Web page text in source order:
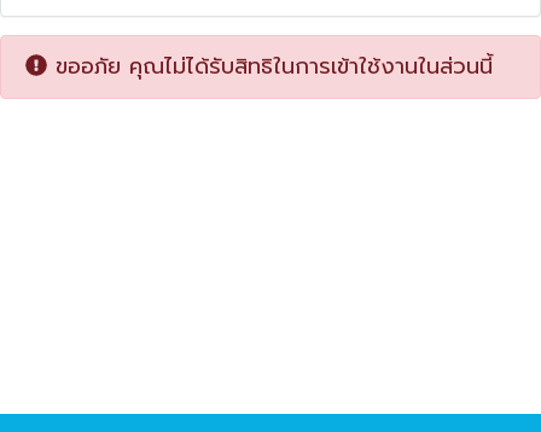
ขออภัย คุณไม่ได้รับสิทธิในการเข้าใช้งานในส่วนนี้